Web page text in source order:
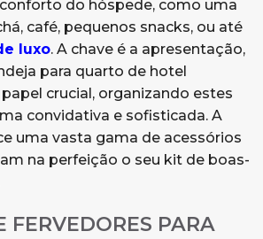
do hóspede, como uma
café, pequenos snacks, ou até
luxo. A chave é a apresentação,
para quarto de hotel
crucial, organizando estes
convidativa e sofisticada. A
uma vasta gama de acessórios
na perfeição o seu kit de boas-
FERVEDORES PARA